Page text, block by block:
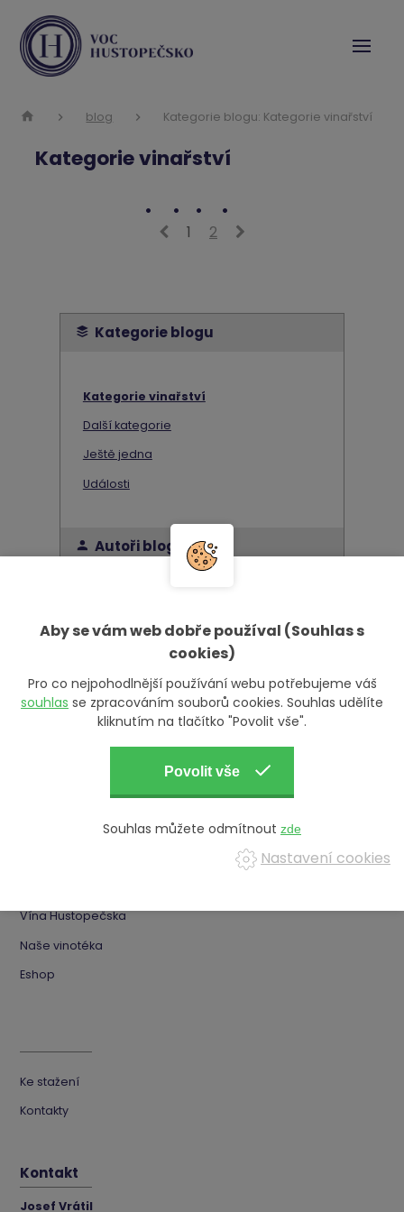
blog Kategorie blogu: Kategorie vinařství
Kategorie vinařství
1 2
Kategorie blogu
Kategorie vinařství
Další kategorie
Ještě jedna
Události
Autoři blogu
Vína Hustopečska
Naše vinotéka
Eshop
Ke stažení
Kontakty
Kontakt
Josef Vrátil
Aby se vám web dobře používal (Souhlas s
cookies)
Pro co nejpohodlnější používání webu potřebujeme váš
souhlas se zpracováním souborů cookies. Souhlas udělíte
kliknutím na tlačítko "Povolit vše".
Souhlas můžete odmítnout
Nastavení cookies